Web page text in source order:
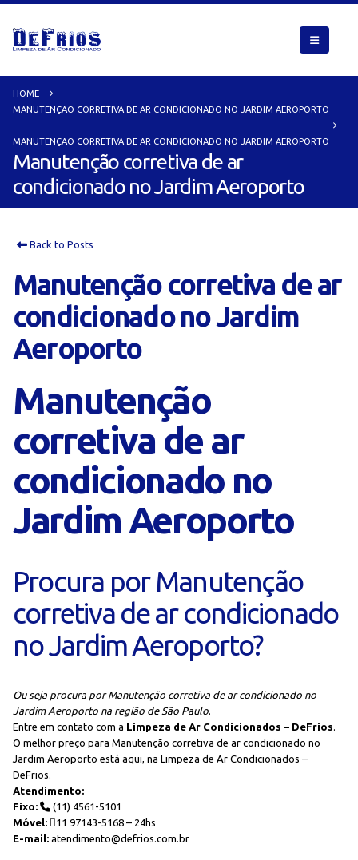
HOME
MANUTENÇÃO CORRETIVA DE AR CONDICIONADO NO JARDIM AEROPORTO
MANUTENÇÃO CORRETIVA DE AR CONDICIONADO NO JARDIM AEROPORTO
Manutenção corretiva de ar
condicionado no Jardim Aeroporto
Back to Posts
Manutenção corretiva de ar
condicionado no Jardim
Aeroporto
Manutenção
corretiva de ar
condicionado no
Jardim Aeroporto
Procura por Manutenção
corretiva de ar condicionado
no Jardim Aeroporto?
Ou seja procura por Manutenção corretiva de ar condicionado no
Jardim Aeroporto na região de São Paulo.
Entre em contato com a Limpeza de Ar Condicionados – DeFrios.
O melhor preço para Manutenção corretiva de ar condicionado no
Jardim Aeroporto está aqui, na Limpeza de Ar Condicionados –
DeFrios.
Atendimento:
Fixo:
(11) 4561-5101
Móvel:
11 97143-5168 – 24hs
E-mail: atendimento@defrios.com.br